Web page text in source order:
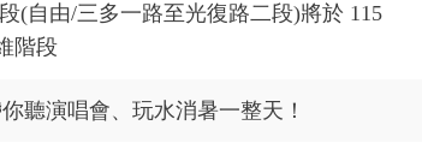
(自由/三多一路至光復路二段)將於 115
階段
聽演唱會、玩水消暑一整天！